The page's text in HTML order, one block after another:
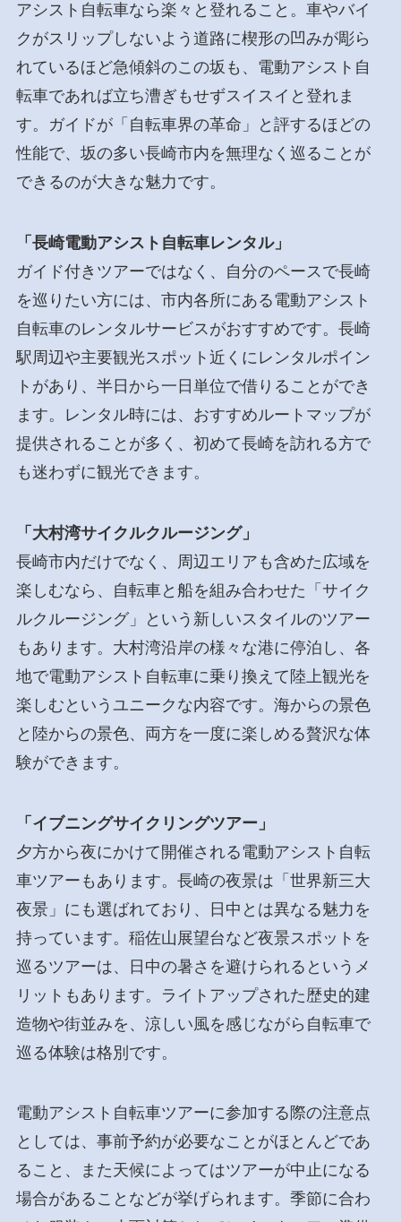
アシスト自転車なら楽々と登れること。車やバイ
クがスリップしないよう道路に楔形の凹みが彫ら
れているほど急傾斜のこの坂も、電動アシスト自
転車であれば立ち漕ぎもせずスイスイと登れま
す。ガイドが「自転車界の革命」と評するほどの
性能で、坂の多い長崎市内を無理なく巡ることが
できるのが大きな魅力です。
「長崎電動アシスト自転車レンタル」
ガイド付きツアーではなく、自分のペースで長崎
を巡りたい方には、市内各所にある電動アシスト
自転車のレンタルサービスがおすすめです。長崎
駅周辺や主要観光スポット近くにレンタルポイン
トがあり、半日から一日単位で借りることができ
ます。レンタル時には、おすすめルートマップが
提供されることが多く、初めて長崎を訪れる方で
も迷わずに観光できます。
「大村湾サイクルクルージング」
長崎市内だけでなく、周辺エリアも含めた広域を
楽しむなら、自転車と船を組み合わせた「サイク
ルクルージング」という新しいスタイルのツアー
もあります。大村湾沿岸の様々な港に停泊し、各
地で電動アシスト自転車に乗り換えて陸上観光を
楽しむというユニークな内容です。海からの景色
と陸からの景色、両方を一度に楽しめる贅沢な体
験ができます。
「イブニングサイクリングツアー」
夕方から夜にかけて開催される電動アシスト自転
車ツアーもあります。長崎の夜景は「世界新三大
夜景」にも選ばれており、日中とは異なる魅力を
持っています。稲佐山展望台など夜景スポットを
巡るツアーは、日中の暑さを避けられるというメ
リットもあります。ライトアップされた歴史的建
造物や街並みを、涼しい風を感じながら自転車で
巡る体験は格別です。
電動アシスト自転車ツアーに参加する際の注意点
としては、事前予約が必要なことがほとんどであ
ること、また天候によってはツアーが中止になる
場合があることなどが挙げられます。季節に合わ